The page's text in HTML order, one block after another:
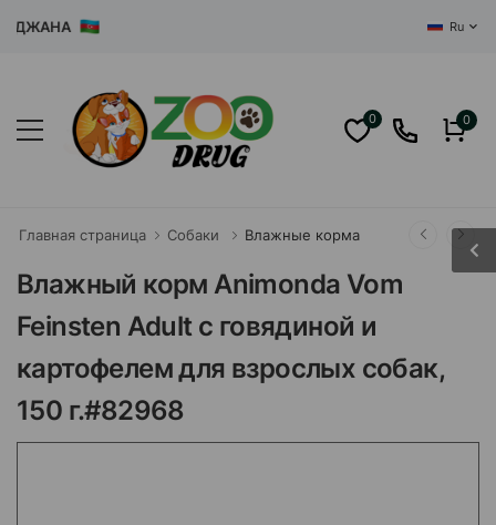
Ru
0 0
Главная страница Собаки Влажные корма
Влажный корм Animonda Vom
Feinsten Adult с говядиной и
картофелем для взрослых собак,
150 г.#82968